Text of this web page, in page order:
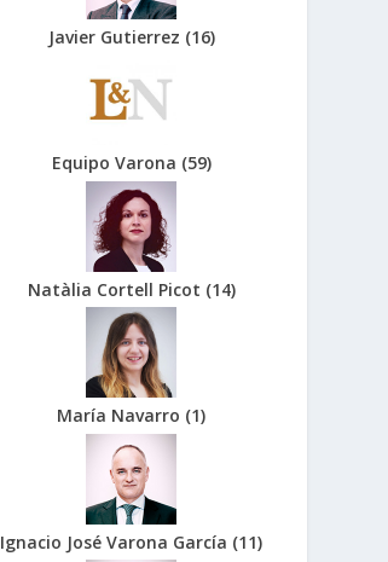
Javier Gutierrez (16)
Equipo Varona (59)
Natàlia Cortell Picot (14)
María Navarro (1)
Ignacio José Varona García (11)